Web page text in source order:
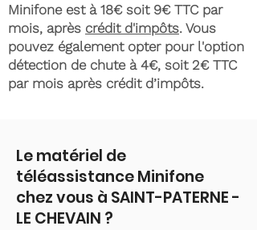
Minifone est à 18€ soit 9€ TTC par
mois, après crédit d'impôts. Vous
pouvez également opter pour l'option
détection de chute à 4€, soit 2€ TTC
par mois après crédit d’impôts.
Le matériel de
téléassistance Minifone
chez vous à SAINT-PATERNE -
LE CHEVAIN ?